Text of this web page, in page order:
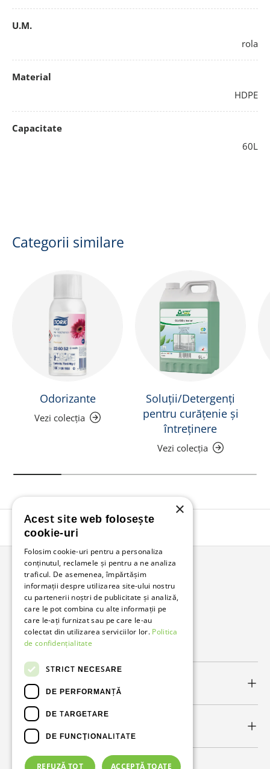
U.M.
rola
Material
HDPE
Capacitate
60L
Categorii similare
Odorizante
Vezi colecția
Soluții/Detergenți
pentru curățenie și
întreținere
Vezi colecția
Înapoi în sus
Bunzl Romania
Soluții complete pentru afacerea ta.
FacebookLinkedIn
Link-uri utile
Newsletter
×
Acest site web folosește
cookie-uri
Folosim cookie-uri pentru a personaliza
conținutul, reclamele și pentru a ne analiza
traficul. De asemenea, împărtășim
informații despre utilizarea site-ului nostru
cu partenerii noștri de publicitate și analiză,
care le pot combina cu alte informații pe
care le-ați furnizat sau pe care le-au
colectat din utilizarea serviciilor lor. Politica
de confidențialitate
STRICT NECESARE
DE PERFORMANȚĂ
DE TARGETARE
DE FUNCŢIONALITATE
ACCEPTĂ TOATE
REFUZĂ TOT